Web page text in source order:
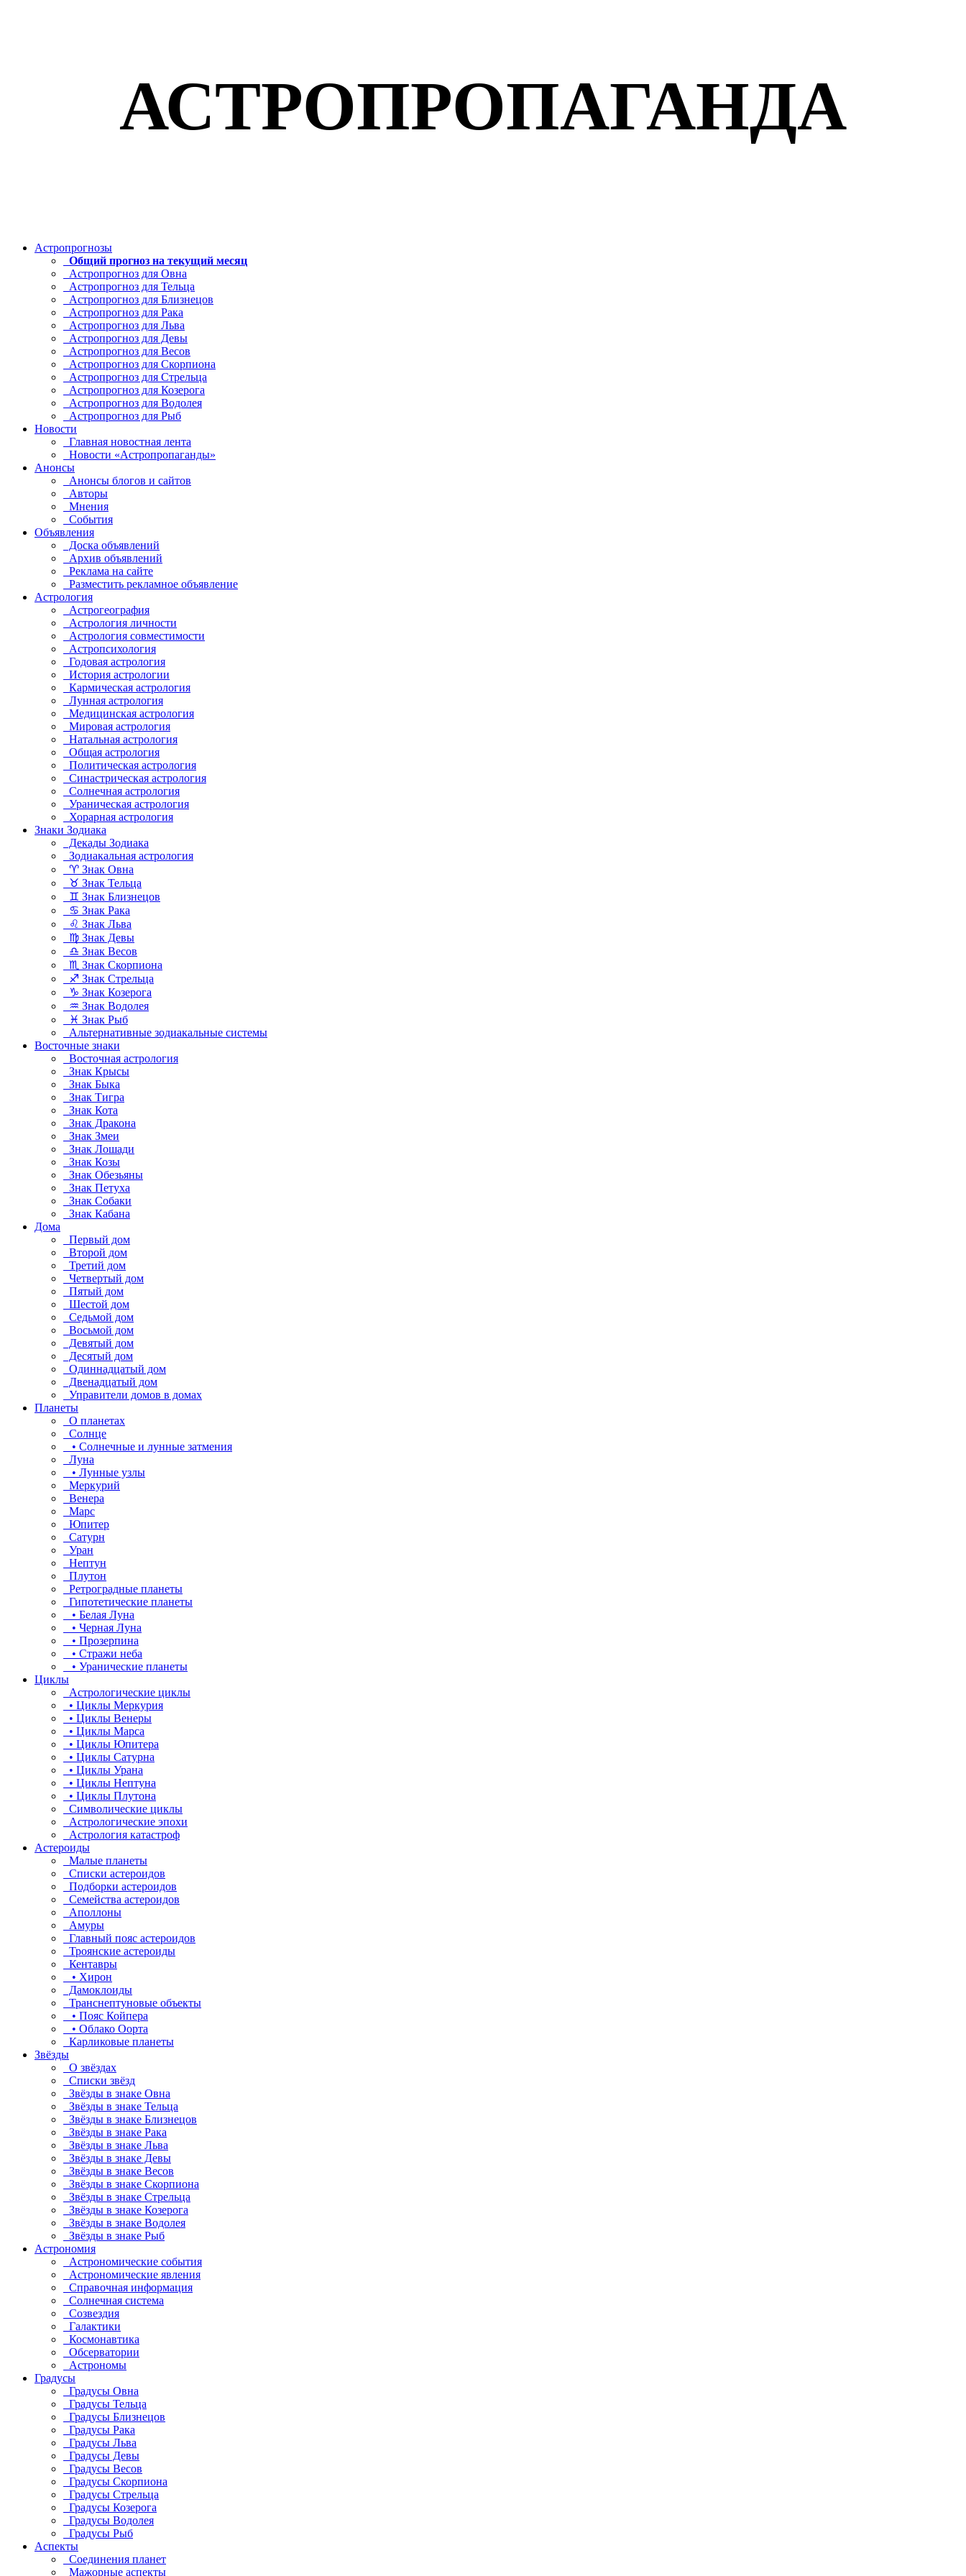
АСТРОПРОПАГАНДА
Астропрогнозы
Общий прогноз на текущий месяц
Астропрогноз для Овна
Астропрогноз для Тельца
Астропрогноз для Близнецов
Астропрогноз для Рака
Астропрогноз для Льва
Астропрогноз для Девы
Астропрогноз для Весов
Астропрогноз для Скорпиона
Астропрогноз для Стрельца
Астропрогноз для Козерога
Астропрогноз для Водолея
Астропрогноз для Рыб
Новости
Главная новостная лента
Новости «Астропропаганды»
Анонсы
Анонсы блогов и сайтов
Авторы
Мнения
События
Объявления
Доска объявлений
Архив объявлений
Реклама на сайте
Разместить рекламное объявление
Астрология
Астрогеография
Астрология личности
Астрология совместимости
Астропсихология
Годовая астрология
История астрологии
Кармическая астрология
Лунная астрология
Медицинская астрология
Мировая астрология
Натальная астрология
Общая астрология
Политическая астрология
Синастрическая астрология
Солнечная астрология
Ураническая астрология
Хорарная астрология
Знаки Зодиака
Декады Зодиака
Зодиакальная астрология
♈ Знак Овна
♉ Знак Тельца
♊ Знак Близнецов
♋ Знак Рака
♌ Знак Льва
♍ Знак Девы
♎ Знак Весов
♏ Знак Скорпиона
♐ Знак Стрельца
♑ Знак Козерога
♒ Знак Водолея
♓ Знак Рыб
Альтернативные зодиакальные системы
Восточные знаки
Восточная астрология
Знак Крысы
Знак Быка
Знак Тигра
Знак Кота
Знак Дракона
Знак Змеи
Знак Лошади
Знак Козы
Знак Обезьяны
Знак Петуха
Знак Собаки
Знак Кабана
Дома
Первый дом
Второй дом
Третий дом
Четвертый дом
Пятый дом
Шестой дом
Седьмой дом
Восьмой дом
Девятый дом
Десятый дом
Одиннадцатый дом
Двенадцатый дом
Управители домов в домах
Планеты
О планетах
Солнце
• Солнечные и лунные затмения
Луна
• Лунные узлы
Меркурий
Венера
Марс
Юпитер
Сатурн
Уран
Нептун
Плутон
Ретроградные планеты
Гипотетические планеты
• Белая Луна
• Черная Луна
• Прозерпина
• Стражи неба
• Уранические планеты
Циклы
Астрологические циклы
• Циклы Меркурия
• Циклы Венеры
• Циклы Марса
• Циклы Юпитера
• Циклы Сатурна
• Циклы Урана
• Циклы Нептуна
• Циклы Плутона
Символические циклы
Астрологические эпохи
Астрология катастроф
Астероиды
Малые планеты
Списки астероидов
Подборки астероидов
Семейства астероидов
Аполлоны
Амуры
Главный пояс астероидов
Троянские астероиды
Кентавры
• Хирон
Дамоклоиды
Транснептуновые объекты
• Пояс Койпера
• Облако Оорта
Карликовые планеты
Звёзды
О звёздах
Списки звёзд
Звёзды в знаке Овна
Звёзды в знаке Тельца
Звёзды в знаке Близнецов
Звёзды в знаке Рака
Звёзды в знаке Льва
Звёзды в знаке Девы
Звёзды в знаке Весов
Звёзды в знаке Скорпиона
Звёзды в знаке Стрельца
Звёзды в знаке Козерога
Звёзды в знаке Водолея
Звёзды в знаке Рыб
Астрономия
Астрономические события
Астрономические явления
Справочная информация
Солнечная система
Созвездия
Галактики
Космонавтика
Обсерватории
Астрономы
Градусы
Градусы Овна
Градусы Тельца
Градусы Близнецов
Градусы Рака
Градусы Льва
Градусы Девы
Градусы Весов
Градусы Скорпиона
Градусы Стрельца
Градусы Козерога
Градусы Водолея
Градусы Рыб
Аспекты
Соединения планет
Мажорные аспекты